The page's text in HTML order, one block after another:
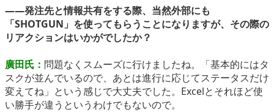
――発注先と情報共有をする際、当然外部にも
「SHOTGUN」を使ってもらうことになりますが、その際の
リアクションはいかがでしたか？
廣田氏： 問題なくスムーズに行けましたね。「基本的にはタ
スクが並んでいるので、あとは進行に応じてステータスだけ
変えてね」という感じで大丈夫でした。Excelとそれほど使
い勝手が違うというわけでもないので。